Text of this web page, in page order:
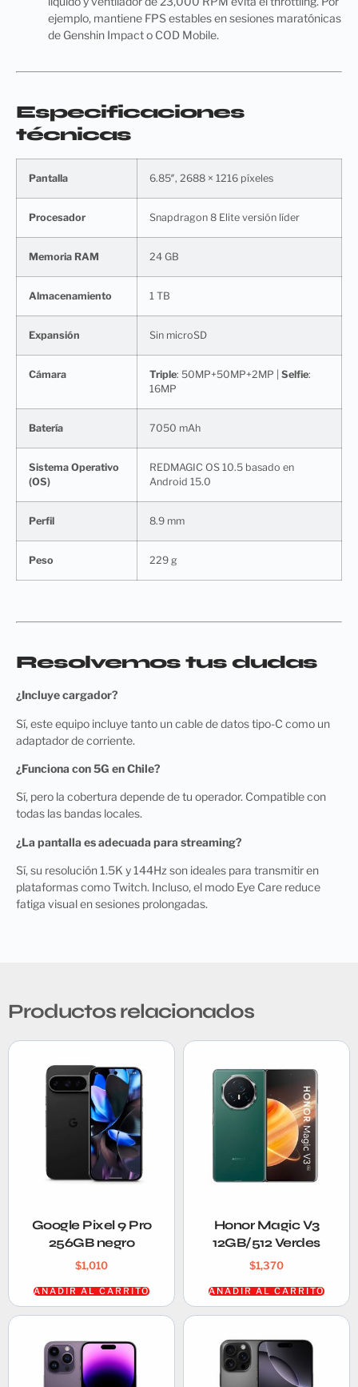
ejemplo, mantiene FPS estables en sesiones maratónicas
de Genshin Impact o COD Mobile.
Especificaciones
técnicas
Pantalla 6.85″, 2688 × 1216 píxeles
Procesador Snapdragon 8 Elite versión líder
Memoria RAM 24 GB
Almacenamiento 1 TB
Expansión Sin microSD
Cámara Triple: 50MP+50MP+2MP | Selfie:
16MP
Batería 7050 mAh
Sistema Operativo
(OS)
REDMAGIC OS 10.5 basado en
Android 15.0
Perfil 8.9 mm
Peso 229 g
Resolvemos tus dudas
¿Incluye cargador?
Sí, este equipo incluye tanto un cable de datos tipo-C como un
adaptador de corriente.
¿Funciona con 5G en Chile?
Sí, pero la cobertura depende de tu operador. Compatible con
todas las bandas locales.
¿La pantalla es adecuada para streaming?
Sí, su resolución 1.5K y 144Hz son ideales para transmitir en
plataformas como Twitch. Incluso, el modo Eye Care reduce
fatiga visual en sesiones prolongadas.
Productos relacionados
Google Pixel 9 Pro
256GB negro
$1,010
AÑADIR AL CARRITO
Honor Magic V3
12GB/512 Verdes
$1,370
AÑADIR AL CARRITO